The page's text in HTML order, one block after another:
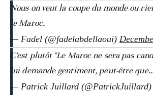
Nous on veut la coupe du monde ou
le Maroc.
— Fadel (@fadelabdellaoui)
C'est plutôt "Le Maroc ne sera pas
lui demande gentiment, peut-être
— Patrick Juillard (@PatrickJuillard)